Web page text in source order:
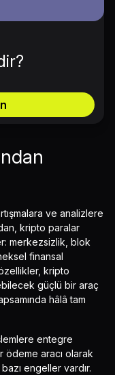
ve analizlere
kripto paralar
merkezsizlik, blok
finansal
özellikler, kripto
güçlü bir araç
hâlâ tam
entegre
ödeme aracı olarak
engeller vardır.